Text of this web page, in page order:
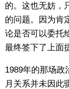
的。这也无妨，
的问题。因为肯
论是否可以委托
最终签下了上面
1989年的那场政
月关系并未因此